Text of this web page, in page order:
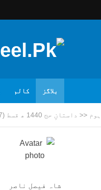
بلاگز کالم
ہوم << داستانِ حج 1440 ھ قسط (7) - شاہ فیصل ناصرؔ
شاہ فیصل ناصر